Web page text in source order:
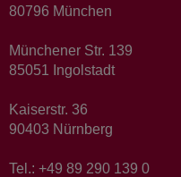
80796 München
Münchener Str. 139
85051 Ingolstadt
Kaiserstr. 36
90403 Nürnberg
Tel.: +49 89 290 139 0